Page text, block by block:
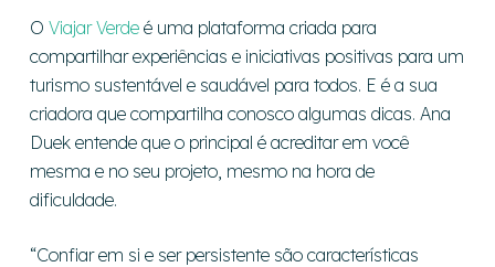
O Viajar Verdeé uma plataforma criada para
compartilhar experiências e iniciativas positivas para um
turismo sustentável e saudável para todos. E é a sua
criadora que compartilha conosco algumas dicas. Ana
Duek entende que o principal é acreditar em você
mesma e no seu projeto, mesmo na hora de
dificuldade.
“Confiar em si e ser persistente são características